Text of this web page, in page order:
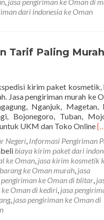
dari indonesia ke Oman
Tarif Paling Murah
kirim paket kosmetik,
Jasa pengiriman murah ke
Nganjuk, Magetan,
Bojonegoro, Tuban,
UKM dan Toko Online
Negeri, Informasi Pengiriman
biaya kirim paket dari
ke Oman, jasa kirim kosmetik
ke Oman murah, jasa
pengiriman ke Oman di blitar,
Oman di kediri, jasa
, jasa pengiriman ke Oman di